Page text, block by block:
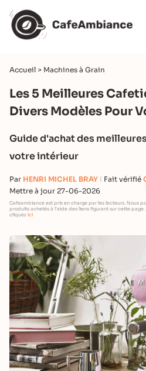
Accueil > Machines à Grain
Les 5 Meilleures
Divers Modèles Pour
Guide d'achat des
votre intérieur
Par HENRI MICHEL BRAY Fait vérifié
Mettre à jour 27-06-2026
Cafeambiance est pris en charge par les lecteurs. Nous
produits achetés à l'aide des liens figurant sur cette page.
cliquez ici